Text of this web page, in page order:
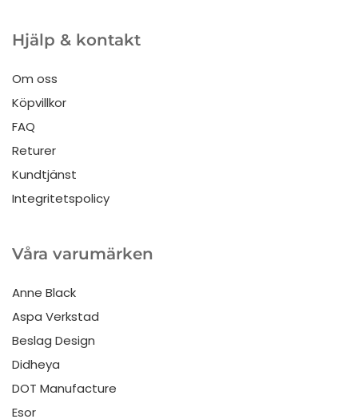
Hjälp & kontakt
Om oss
Köpvillkor
FAQ
Returer
Kundtjänst
Integritetspolicy
Våra varumärken
Anne Black
Aspa Verkstad
Beslag Design
Didheya
DOT Manufacture
Esor